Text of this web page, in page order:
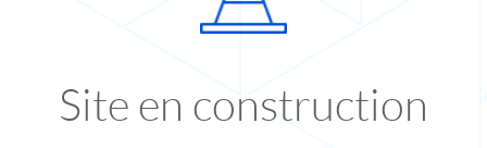
Site en construction